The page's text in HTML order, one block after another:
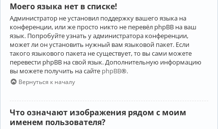
Моего языка нет в списке!
Администратор не установил поддержку вашего языка на
конференции, или же просто никто не перевёл phpBB на ваш
язык. Попробуйте узнать у администратора конференции,
может ли он установить нужный вам языковой пакет. Если
такого языкового пакета не существует, то вы сами можете
перевести phpBB на свой язык. Дополнительную информацию
вы можете получить на сайте phpBB®.
Вернуться к началу
Что означают изображения рядом с моим
именем пользователя?